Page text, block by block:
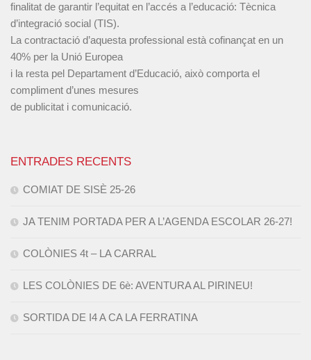
finalitat de garantir l’equitat en l’accés a l’educació: Tècnica
d’integració social (TIS).
La contractació d’aquesta professional està cofinançat en un
40% per la Unió Europea
i la resta pel Departament d’Educació, això comporta el
compliment d’unes mesures
de publicitat i comunicació.
ENTRADES RECENTS
COMIAT DE SISÈ 25-26
JA TENIM PORTADA PER A L’AGENDA ESCOLAR 26-27!
COLÒNIES 4t – LA CARRAL
LES COLÒNIES DE 6è: AVENTURA AL PIRINEU!
SORTIDA DE I4 A CA LA FERRATINA